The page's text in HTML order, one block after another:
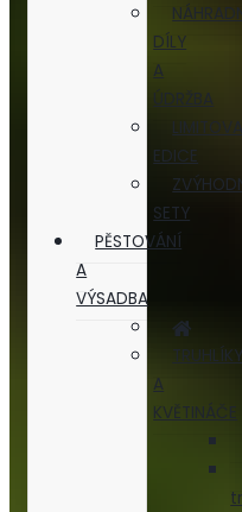
DÍLY
A
ÚDRŽBA
EDICE
SETY
PĚSTOVÁNÍ
A
VÝSADBA
TRUHLÍKY
A
KVĚTINÁČE